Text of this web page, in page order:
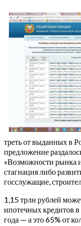
треть от выданных в
предложение
«Возможности рынка
стагнация либо
госслужащие,
1,15 трлн рублей
ипотечных кредитов
года — а это 65% от